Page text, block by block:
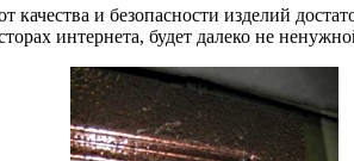
и безопасности изделий
интернета, будет далеко не